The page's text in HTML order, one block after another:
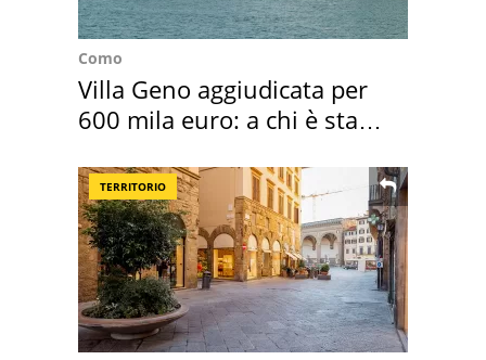
Como
Villa Geno aggiudicata per
600 mila euro: a chi è stata
TERRITORIO